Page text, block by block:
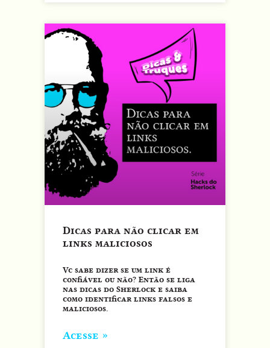
Dicas para não clicar em
links maliciosos
Vc sabe dizer se um link é
confiável ou não? Então se liga
nas dicas do Sherlock e saiba
como identificar links falsos e
maliciosos.
Acesse »